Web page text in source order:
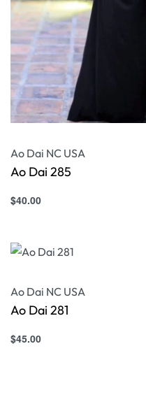
Ao Dai NC USA
Ao Dai 285
$40.00
Ao Dai NC USA
Ao Dai 281
$45.00